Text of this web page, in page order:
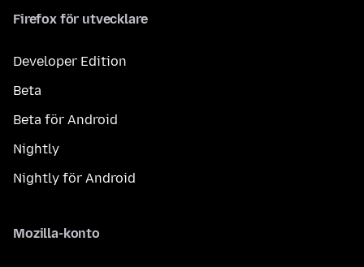
Firefox för utvecklare
Developer Edition
Beta
Beta för Android
Nightly
Nightly för Android
Mozilla-konto